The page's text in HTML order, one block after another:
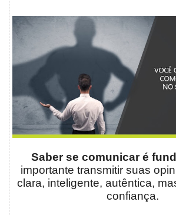
Saber se comunicar é
importante transmitir suas
clara, inteligente, autêntica,
confiança.